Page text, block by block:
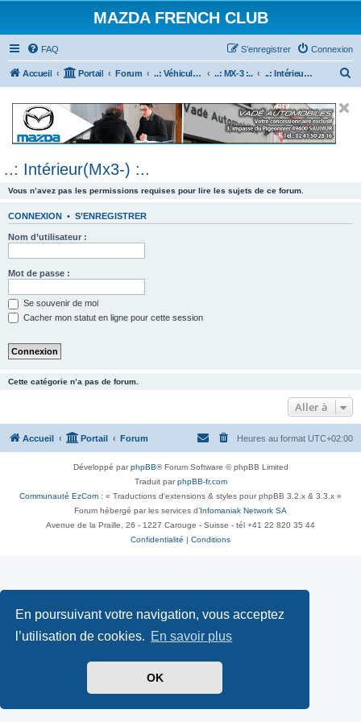
En poursuivant votre navigation, vous acceptez
l’utilisation de cookies. En savoir plus
OK
MAZDA FRENCH CLUB
FAQ Connexion
S’enregistrer
Accueil Portail Forum ..: Véhicules Mazda ancien (<2003) :.. ..: MX-3 :.. ..: Intérieur(Mx3-) :..
e
..: Intérieur(Mx3-) :..
Vous n’avez pas les permissions requises pour lire les sujets de ce forum.
CONNEXION • S’ENREGISTRER
Nom d’utilisateur :
Mot de passe :
Se souvenir de moi
Cacher mon statut en ligne pour cette session
Cette catégorie n’a pas de forum.
Aller à
Accueil Portail Forum Heures au format UTC+02:00
Développé parphpBB® Forum Software © phpBB Limited
Traduit parphpBB-fr.com
Communauté EzCom : « Traductions d'extensions & styles pour phpBB 3.2.x & 3.3.x »
Forum hébergé par les services d’ Infomaniak Network SA
Avenue de la Praille, 26 - 1227 Carouge - Suisse - tél +41 22 820 35 44
Confidentialité
Conditions